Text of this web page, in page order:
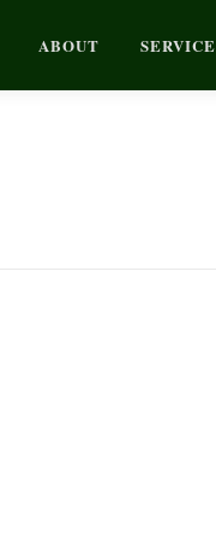
ABOUT SERVICE